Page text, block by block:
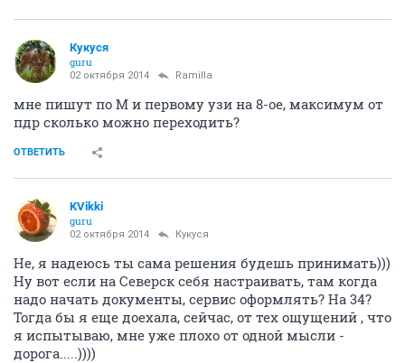
Кукуся
guru
02 октября 2014 Ramilla
мне пишут по М и первому узи на 8-ое, максимум от
пдр сколько можно переходить?
ОТВЕТИТЬ
KVikki
guru
02 октября 2014 Кукуся
Не, я надеюсь ты сама решения будешь принимать)))
Ну вот если на Северск себя настраивать, там когда
надо начать документы, сервис оформлять? На 34?
Тогда бы я еще доехала, сейчас, от тех ощущений , что
я испытываю, мне уже плохо от одной мысли -
дорога.....))))